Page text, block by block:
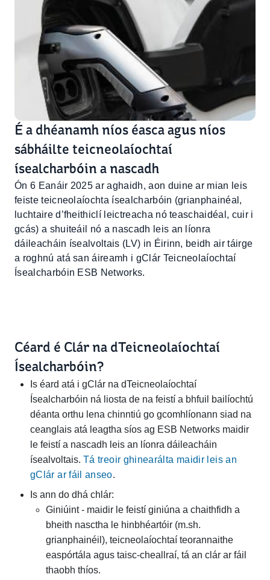
É a dhéanamh níos éasca agus níos
sábháilte teicneolaíochtaí
ísealcharbóin a nascadh
Ón 6 Eanáir 2025 ar aghaidh, aon duine ar mian leis
feiste teicneolaíochta ísealcharbóin (grianphainéal,
luchtaire d’fheithiclí leictreacha nó teaschaidéal, cuir i
gcás) a shuiteáil nó a nascadh leis an líonra
dáileacháin ísealvoltais (LV) in Éirinn, beidh air táirge
a roghnú atá san áireamh i gClár Teicneolaíochtaí
Ísealcharbóin ESB Networks.
Céard é Clár na dTeicneolaíochtaí
Ísealcharbóin?
Is éard atá i gClár na dTeicneolaíochtaí
Ísealcharbóin ná liosta de na feistí a bhfuil bailíochtú
déanta orthu lena chinntiú go gcomhlíonann siad na
ceanglais atá leagtha síos ag ESB Networks maidir
le feistí a nascadh leis an líonra dáileacháin
ísealvoltais. Tá treoir ghinearálta maidir leis an
gClár ar fáil anseo.
Is ann do dhá chlár:
Giniúint - maidir le feistí giniúna a chaithfidh a
bheith nasctha le hinbhéartóir (m.sh.
grianphainéil), teicneolaíochtaí teorannaithe
easpórtála agus taisc-cheallraí, tá an clár ar fáil
thaobh thíos.